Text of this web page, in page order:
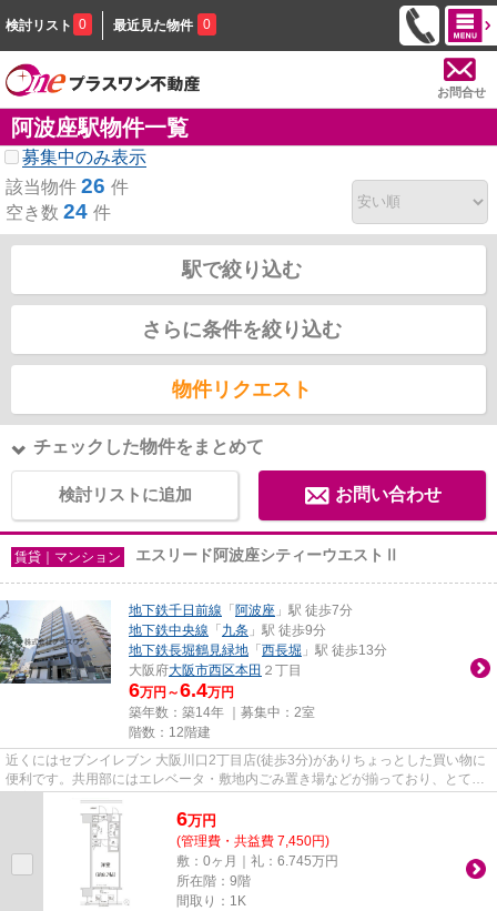
検討リスト 0 最近見た物件 0
お問合せ
阿波座駅物件一覧
募集中のみ表示
該当物件 26 件
空き数 24 件
駅で絞り込む
さらに条件を絞り込む
物件リクエスト
チェックした物件をまとめて
検討リストに追加 お問い合わせ
賃貸｜マンション エスリード阿波座シティーウエストⅡ
地下鉄千日前線 「 阿波座 」駅 徒歩7分
地下鉄中央線 「 九条 」駅 徒歩9分
地下鉄長堀鶴見緑地 「 西長堀 」駅 徒歩13分
大阪府大阪市西区本田 ２丁目
6万円～6.4万円
築年数：築14年 ｜募集中： 2室
階数：12階建
近くにはセブンイレブン 大阪川口2丁目店(徒歩3分)がありちょっとした買い物に
便利です。共用部にはエレベータ・敷地内ごみ置き場などが揃っており、とても
充実しています。こちらは初...
6万円
(管理費・共益費 7,450円)
敷：0ヶ月｜礼：6.745万円
所在階：9階
間取り：1K